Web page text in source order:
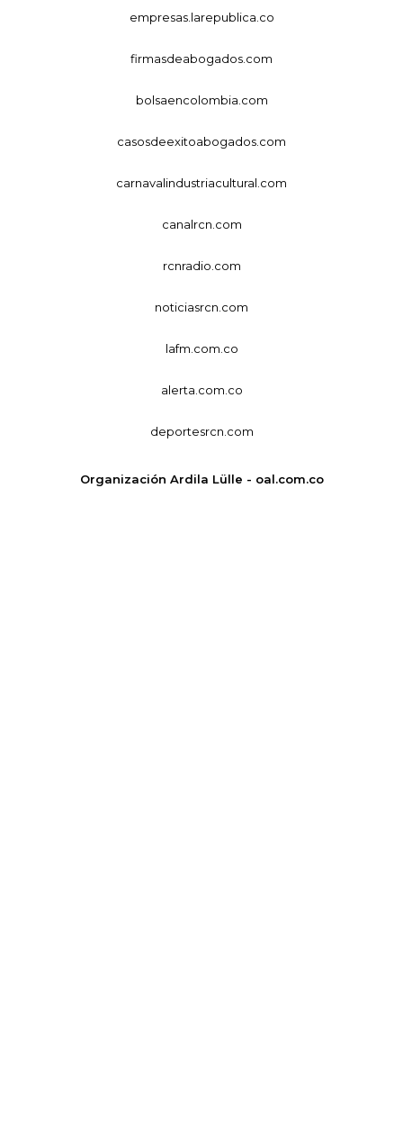
empresas.larepublica.co
firmasdeabogados.com
bolsaencolombia.com
casosdeexitoabogados.com
carnavalindustriacultural.com
canalrcn.com
rcnradio.com
noticiasrcn.com
lafm.com.co
alerta.com.co
deportesrcn.com
Organización Ardila Lülle - oal.com.co